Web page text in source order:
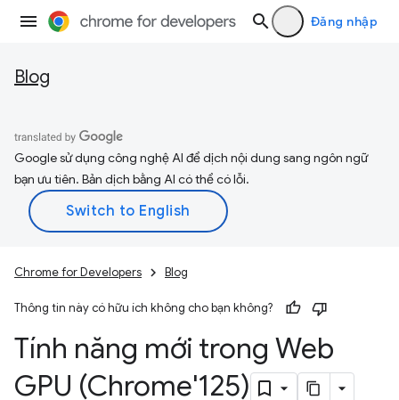
Đăng nhập
Blog
Google sử dụng công nghệ AI để dịch nội dung sang ngôn ngữ
bạn ưu tiên. Bản dịch bằng AI có thể có lỗi.
Chrome for Developers Blog
Thông tin này có hữu ích không cho bạn không?
Tính năng mới trong Web
GPU (Chrome'125)